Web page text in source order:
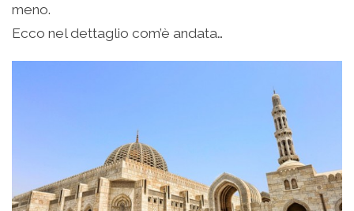
meno.
Ecco nel dettaglio com’è andata…